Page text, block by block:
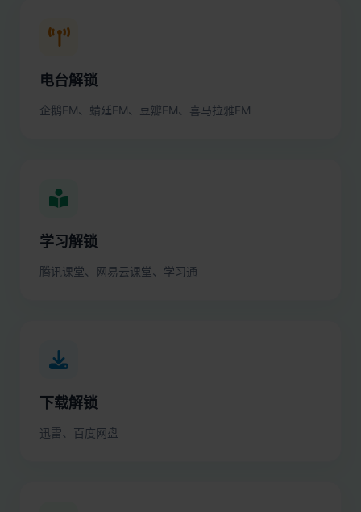
电台解锁
企鹅FM、蜻廷FM、豆瓣FM、喜马拉雅FM
学习解锁
腾讯课堂、网易云课堂、学习通
下载解锁
迅雷、百度网盘